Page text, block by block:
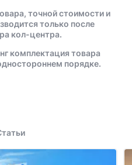
точной стоимости и
только после
кол-центра.
комплектация товара
порядке.